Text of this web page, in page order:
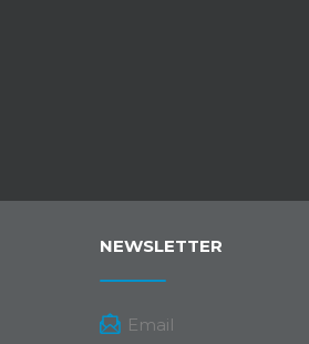
NEWSLETTER